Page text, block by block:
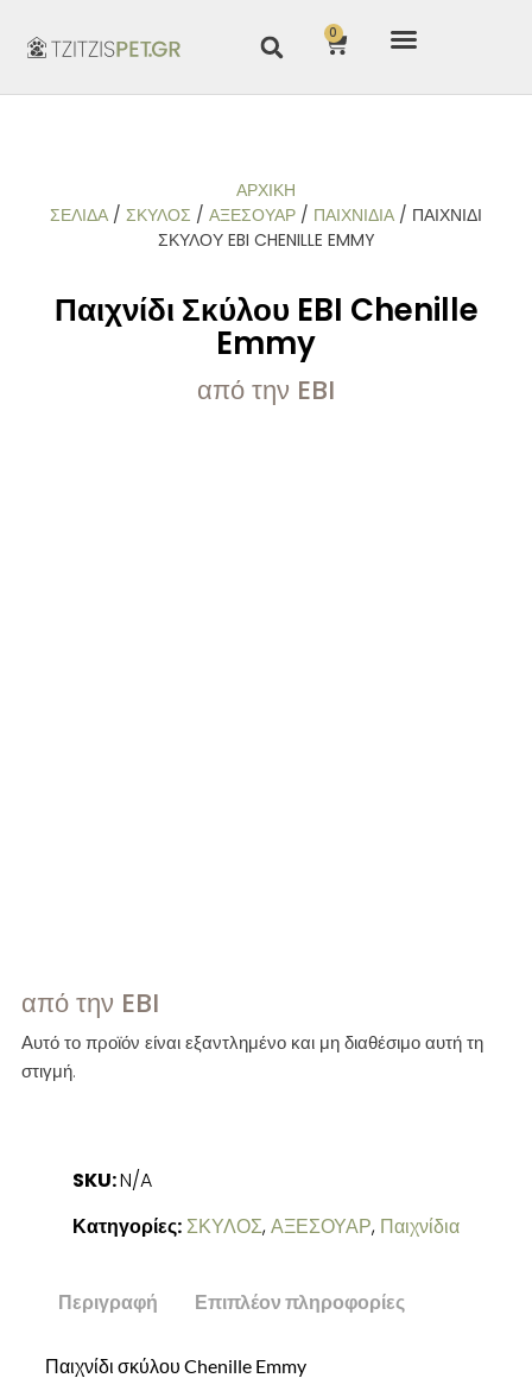
0
ΑΡΧΙΚΉ
ΣΕΛΊΔΑ / ΣΚΥΛΟΣ / ΑΞΕΣΟΥΑΡ / ΠΑΙΧΝΊΔΙΑ / ΠΑΙΧΝΊΔΙ
ΣΚΎΛΟΥ EBI CHENILLE EMMY
Παιχνίδι Σκύλου EBI Chenille
Emmy
από την EBI
από την EBI
Αυτό το προϊόν είναι εξαντλημένο και μη διαθέσιμο αυτή τη
στιγμή.
SKU:N/A
Κατηγορίες:ΣΚΥΛΟΣ,ΑΞΕΣΟΥΑΡ, Παιχνίδια
Περιγραφή Επιπλέον πληροφορίες
Παιχνίδι σκύλου Chenille Emmy